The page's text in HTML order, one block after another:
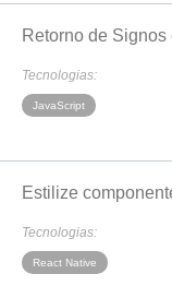
Retorno de
Tecnologias:
JavaScript
Estilize
Tecnologias:
React Native